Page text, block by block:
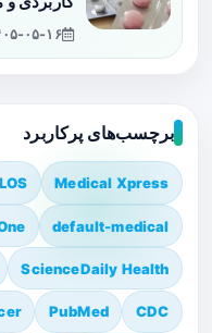
۱۴۰۵-۰۵-
برچسب‌های پرکاربرد
Medical Xpress
default-medical
ScienceDaily Health
CDC
PubMed